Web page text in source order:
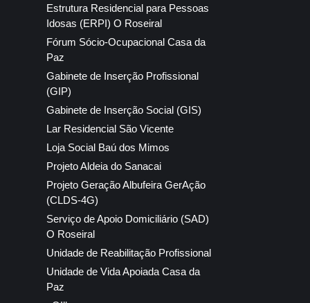
Estrutura Residencial para Pessoas
Idosas (ERPI) O Roseiral
Fórum Sócio-Ocupacional Casa da
Paz
Gabinete de Inserção Profissional
(GIP)
Gabinete de Inserção Social (GIS)
Lar Residencial São Vicente
Loja Social Baú dos Mimos
Projeto Aldeia do Sanacai
Projeto Geração Albufeira GerAção
(CLDS-4G)
Serviço de Apoio Domiciliário (SAD)
O Roseiral
Unidade de Reabilitação Profissional
Unidade de Vida Apoiada Casa da
Paz